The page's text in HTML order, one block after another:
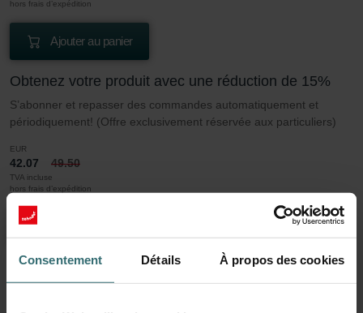
Consentement Détails À propos des cookies
hors frais d’expédition
Ajouter au panier
Obtenez votre produit avec une réduction de 15%
S’abonner et repasser des commandes automatiquement et
périodiquement! (Offre exclusivement réservée aux particuliers)
EUR
42.07 49.50
TVA incluse
hors frais d’expédition